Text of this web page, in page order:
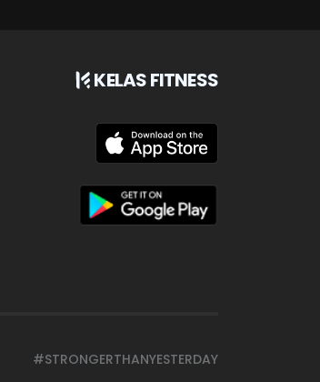
KELAS FITNESS
#STRONGERTHANYESTERDAY